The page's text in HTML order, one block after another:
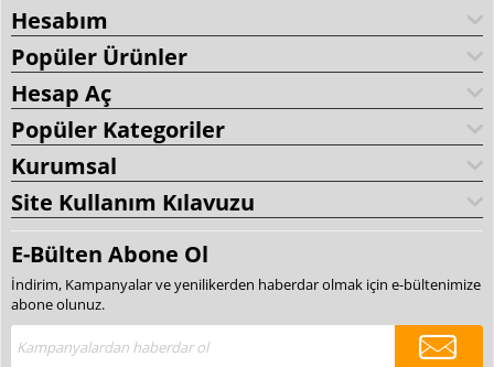
Hesabım
Popüler Ürünler
Hesap Aç
Popüler Kategoriler
Kurumsal
Site Kullanım Kılavuzu
E-Bülten Abone Ol
İndirim, Kampanyalar ve yenilikerden haberdar olmak için e-bültenimize
abone olunuz.